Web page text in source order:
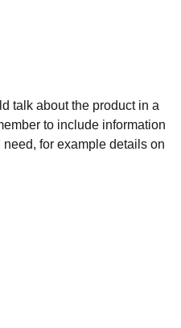
talk about the product in a
to include information
for example details on